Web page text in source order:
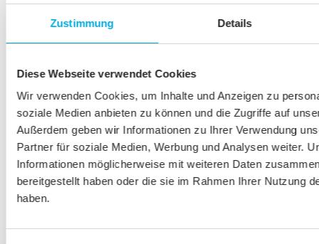
Zustimmung Details
Diese Webseite verwendet Cookies
Wir verwenden Cookies, um Inhalte und Anzeigen zu
soziale Medien anbieten zu können und die Zugriffe auf
Außerdem geben wir Informationen zu Ihrer Verwendung
Partner für soziale Medien, Werbung und Analysen weiter.
Informationen möglicherweise mit weiteren Daten
bereitgestellt haben oder die sie im Rahmen Ihrer Nutzung
haben.